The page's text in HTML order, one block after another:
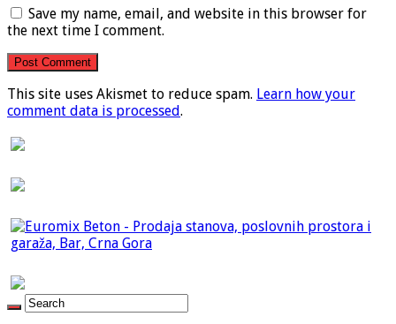
Save my name, email, and website in this browser for
the next time I comment.
This site uses Akismet to reduce spam. Learn how your
comment data is processed.